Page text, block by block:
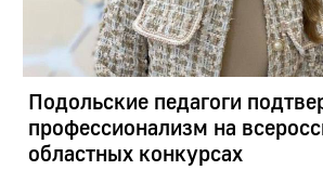
Подольские педагоги
профессионализм на
областных конкурсах